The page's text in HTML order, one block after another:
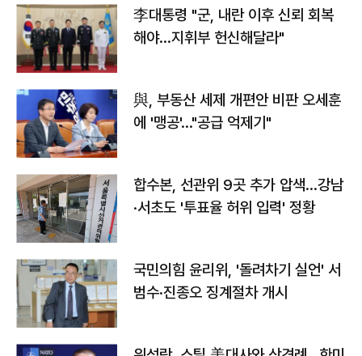
李대통령 "군, 내란 이후 신뢰 회복
해야…지휘부 헌신해달라"
與, 부동산 세제 개편안 비판 오세훈
에 '맹공'…"공급 억제기"
합수본, 선관위 9곳 추가 압색…강남
·서초도 '투표율 허위 입력' 정황
국민의힘 윤리위, '돌려차기 실언' 서
범수·진종오 징계절차 개시